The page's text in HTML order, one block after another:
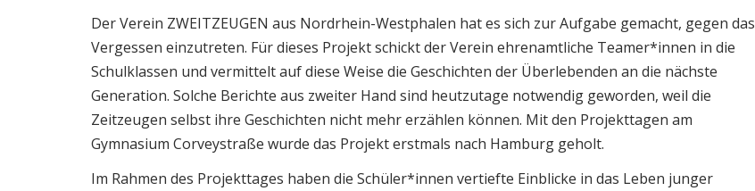
Der Verein ZWEITZEUGEN aus Nordrhein-Westphalen hat es sich zur Aufgabe gemacht, gegen das
Vergessen einzutreten. Für dieses Projekt schickt der Verein ehrenamtliche Teamer*innen in die
Schulklassen und vermittelt auf diese Weise die Geschichten der Überlebenden an die nächste
Generation. Solche Berichte aus zweiter Hand sind heutzutage notwendig geworden, weil die
Zeitzeugen selbst ihre Geschichten nicht mehr erzählen können. Mit den Projekttagen am
Gymnasium Corveystraße wurde das Projekt erstmals nach Hamburg geholt.
Im Rahmen des Projekttages haben die Schüler*innen vertiefte Einblicke in das Leben junger